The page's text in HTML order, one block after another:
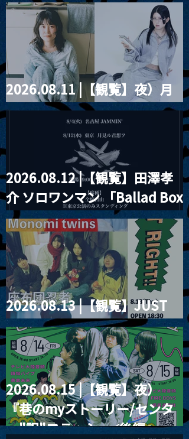
violence POPとテニスコー
ツ」
2026.08.11 |【観覧】夜）月
見ル君想フpre. Sugar Shock
2026.08.12 |【観覧】田澤孝
介 ソロワンマン 「Ballad Box
2026」
2026.08.13 |【観覧】JUST
RIGHT!! vol.26
2026.08.15 |【観覧】夜）
『巷のmyストーリー/センタ
ー"訳"フラッシュ⚡️後編』